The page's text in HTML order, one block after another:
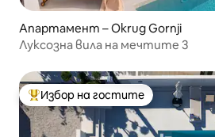
Апартамент – Okrug Gornji
Луксозна вила на мечтите 3
Най-популярен избор на гостите
Избор на гостите